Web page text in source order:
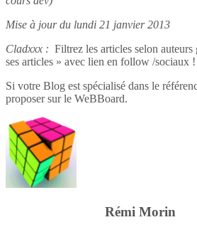
Mise à jour du lundi 21 janvier 2013
Cladxxx : Filtrez les articles selon
ses articles » avec lien en follow /sociaux !
Si votre Blog est spécialisé dans le
proposer sur le WeBBoard.
Rémi Morin